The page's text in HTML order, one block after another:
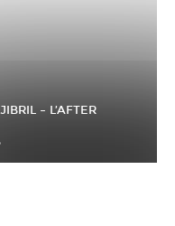
– L’AFTER